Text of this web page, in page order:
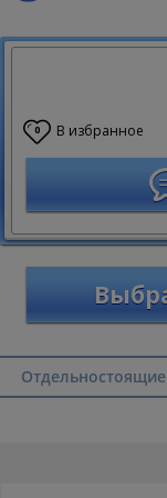
0 В избранное
Отдельностоящие